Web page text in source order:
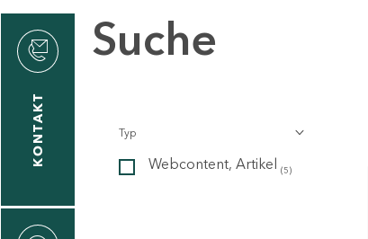
KONTAKT
Suche
Typ
Webcontent, Artikel (5)